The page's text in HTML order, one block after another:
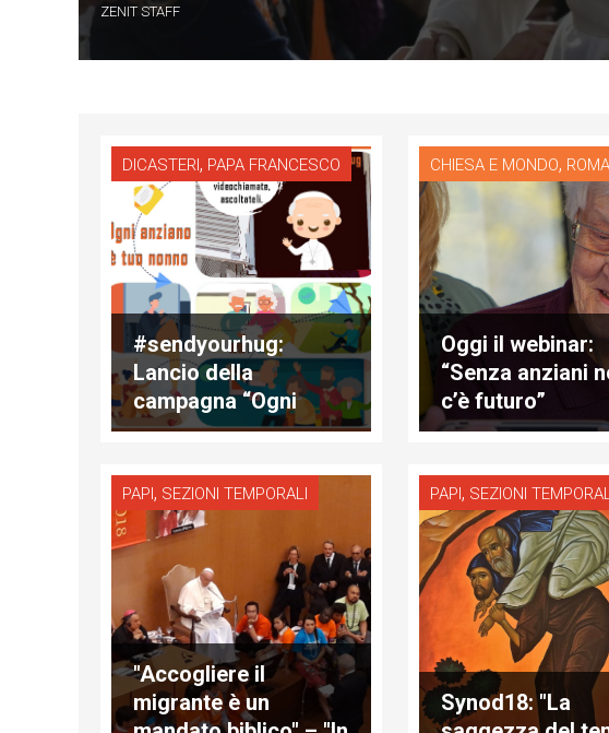
ZENIT STAFF
DICASTERI, PAPA FRANCESCO
#sendyourhug:
Lancio della
campagna “Ogni
anziano è tuo nonno”
CHIESA E MONDO, ROMA
Oggi il webinar:
“Senza anziani
c’è futuro”
PAPI , SEZIONI TEMPORALI
"Accogliere il
migrante è un
PAPI, SEZIONI
Synod18: "La